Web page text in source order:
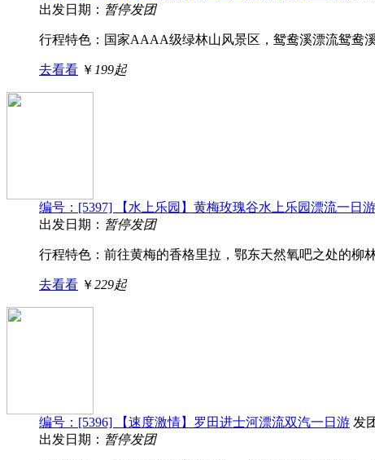
出发日期： 暂停发团
行程特色：国家AAAA级绿林山风景区，鸳鸯溪漂流鸳鸯
去看看 ￥ 199起
编号：[5397] 【水上乐园】黄梅玫瑰谷水上乐园漂流一日游
出发日期： 暂停发团
行程特色：前往黄梅的香格里拉，鄂东天然氧吧之处的柳
去看看 ￥229起
编号：[5396] 【速度激情】罗田进士河漂流双汽一日游 发
出发日期： 暂停发团